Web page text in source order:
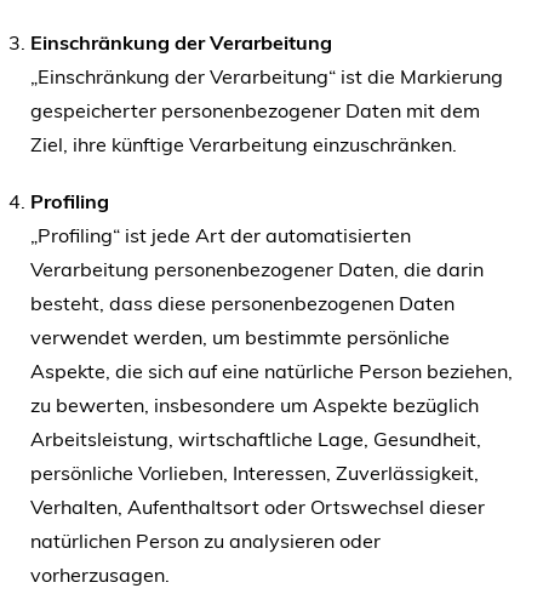
Einschränkung der Verarbeitung
„Einschränkung der Verarbeitung“ ist die Markierung
gespeicherter personenbezogener Daten mit dem
Ziel, ihre künftige Verarbeitung einzuschränken.
Profiling
„Profiling“ ist jede Art der automatisierten
Verarbeitung personenbezogener Daten, die darin
besteht, dass diese personenbezogenen Daten
verwendet werden, um bestimmte persönliche
Aspekte, die sich auf eine natürliche Person beziehen,
zu bewerten, insbesondere um Aspekte bezüglich
Arbeitsleistung, wirtschaftliche Lage, Gesundheit,
persönliche Vorlieben, Interessen, Zuverlässigkeit,
Verhalten, Aufenthaltsort oder Ortswechsel dieser
natürlichen Person zu analysieren oder
vorherzusagen.